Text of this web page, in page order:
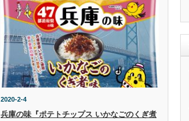
2020-2-4
兵庫の味『ポテトチップス いかなごのくぎ煮